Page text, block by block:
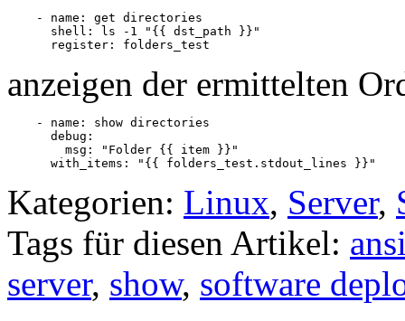
    - name: get directories
      shell: ls -1 "{{ dst_path }}"
      register: folders_test
anzeigen der ermittelten
    - name: show directories
      debug:
        msg: "Folder {{ item }}"
      with_items: "{{ folders_test.stdout_lines }}"
Kategorien: Linux, Server,
Tags für diesen Artikel:
server, show, software